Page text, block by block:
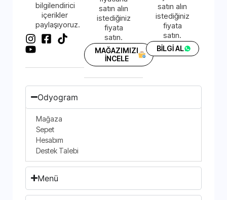
bilgilendirici
içerikler
paylaşıyoruz.
satın alın
istediğiniz
fiyata
satın.
MAĞAZIMIZI
İNCELE
satın alın
istediğiniz
fiyata
satın.
BİLGİ AL
Odyogram
Mağaza
Sepet
Hesabım
Destek Talebi
Menü